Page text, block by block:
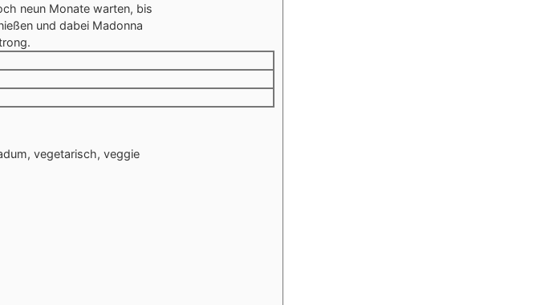
neun Monate warten, bis
und dabei Madonna
vegetarisch, veggie